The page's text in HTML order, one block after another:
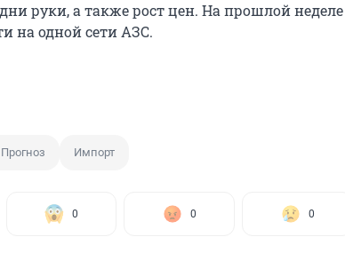
руки, а также рост цен. На прошлой неделе
на одной сети АЗС.
Прогноз Импорт
0 0 0